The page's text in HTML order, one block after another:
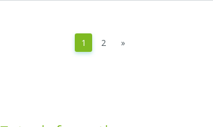
1 2 »